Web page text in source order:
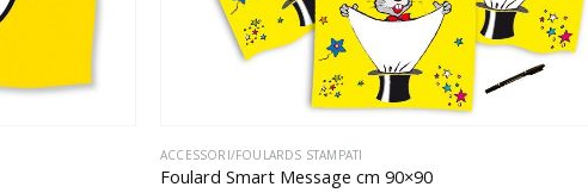
ACCESSORI/FOULARDS STAMPATI
Foulard Smart Message cm 90×90